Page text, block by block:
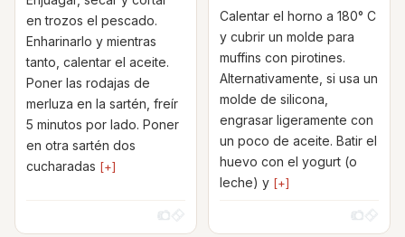
en trozos el pescado.
Enharinarlo y mientras
tanto, calentar el aceite.
Poner las rodajas de
merluza en la sartén, freír
5 minutos por lado. Poner
en otra sartén dos
cucharadas [+]
Calentar el horno a 180° C
y cubrir un molde para
muffins con pirotines.
Alternativamente, si usa un
molde de silicona,
engrasar ligeramente con
un poco de aceite. Batir el
huevo con el yogurt (o
leche) y [+]